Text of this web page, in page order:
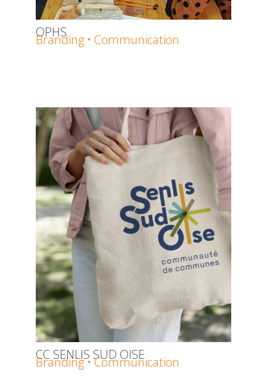
OPHS
Branding • Communication
CC SENLIS SUD OISE
Branding • Communication